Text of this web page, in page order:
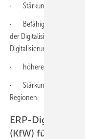
· Stärkung der
· Befähigung der
der Digitalisierung zu
Digitalisierung ihres
· höhere IT-Sicherheit
· Stärkung von
Regionen.
ERP-
(KfW) für